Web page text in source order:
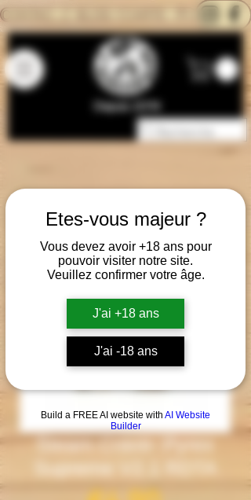
Etes-vous majeur ?
Vous devez avoir +18 ans pour
pouvoir visiter notre site.
Veuillez confirmer votre âge.
J'ai +18 ans
J'ai -18 ans
Build a FREE AI website with AI Website
Builder
Depuis 2014
Steam Crave- Pyrex
Supreme V2.1 RDTA